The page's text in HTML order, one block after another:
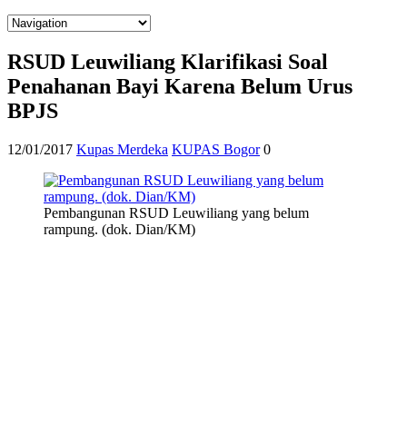
RSUD Leuwiliang Klarifikasi Soal
Penahanan Bayi Karena Belum Urus
BPJS
12/01/2017 Kupas Merdeka KUPAS Bogor 0
Pembangunan RSUD Leuwiliang yang belum
rampung. (dok. Dian/KM)